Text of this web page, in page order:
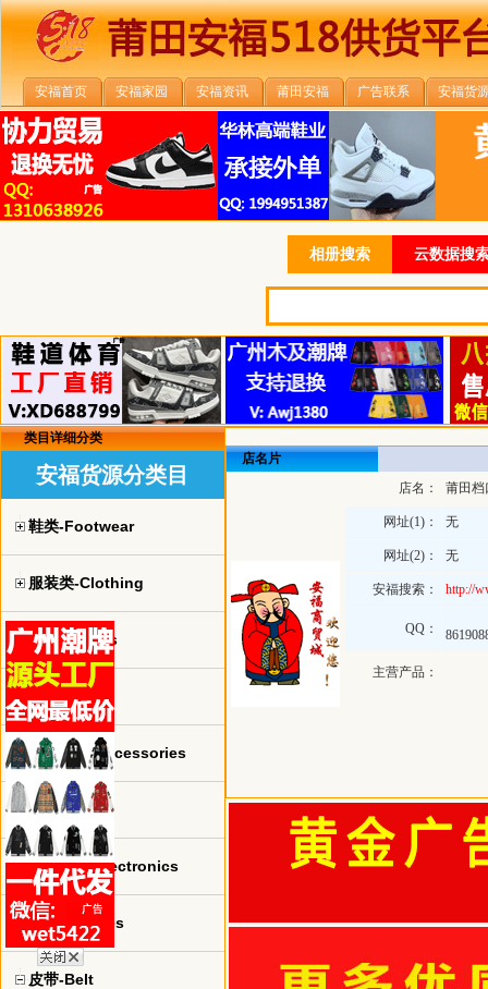
安福首页 安福家园 安福资讯 莆田安福 广告联系 安福货
相册搜索 云数据搜
类目详细分类
安福货源分类目
鞋类-Footwear
服装类-Clothing
球衣-jerseys
手表-watch
珠宝饰品-Accessories
包包-bags
电子产品-Electronics
眼镜-Glasses
皮带-Belt
店名片
店名：
莆田档
网址(1)： 无
网址(2)： 无
安福搜索： http://
QQ：
主营产品：